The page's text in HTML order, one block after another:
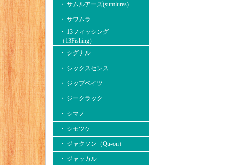
・ サムルアーズ(sumlures)
・ サワムラ
・ 13フィッシング
（13Fishing）
・ シグナル
・ シックスセンス
・ ジップベイツ
・ ジークラック
・ シマノ
・ シモツケ
・ ジャクソン（Qu-on）
・ ジャッカル